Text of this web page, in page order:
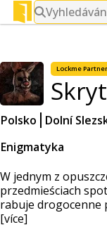
LockmePartner
Polsko Dolní
Enigmatyka
W jednym z
przedmieściach
rabuje drogocenne
[více]